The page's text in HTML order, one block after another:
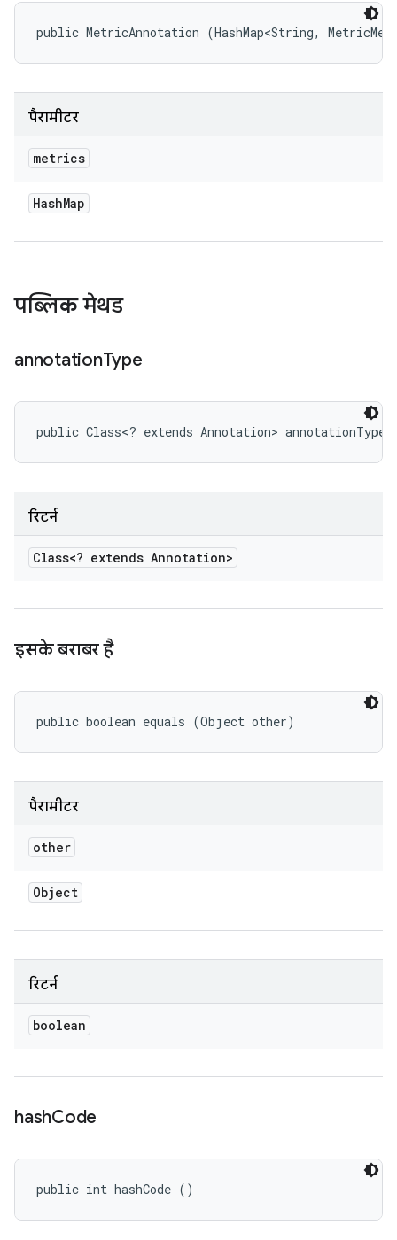
public MetricAnnotation (HashMap<String,
पैरामीटर
metrics
HashMap
पब्लिक मेथड
annotationType
public Class<? extends Annotation>
रिटर्न
Class<? extends Annotation>
इसके बराबर है
public boolean equals (Object other)
पैरामीटर
other
Object
रिटर्न
boolean
hashCode
public int hashCode ()